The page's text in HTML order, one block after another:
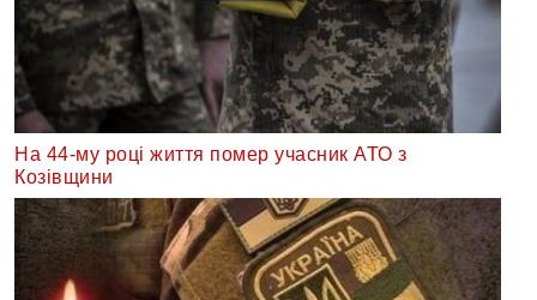
На 44-му році життя помер учасник АТО з
Козівщини